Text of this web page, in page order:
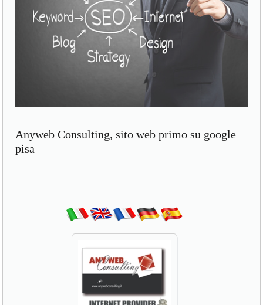
Anyweb Consulting, sito web primo su google
pisa